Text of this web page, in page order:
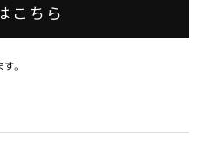
こちら
。